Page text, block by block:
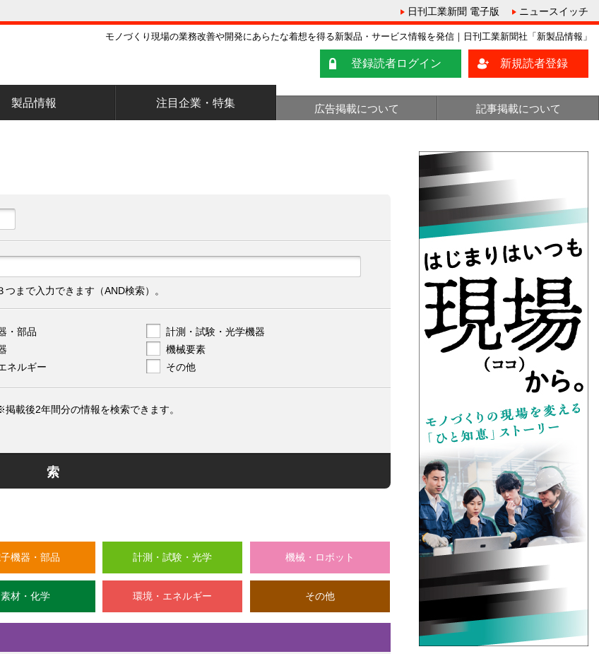
日刊工業新聞 電子版 ニュースイッチ
モノづくり現場の業務改善や開発にあらたな着想を得る新製品・サービス情報を発信｜日刊工業新聞社「新製品情報」
登録読者ログイン 新規読者登録
製品情報 注目企業・特集 広告掲載について 記事掲載について
まで入力できます（AND検索）。
・部品
計測・試験・光学機器
機械要素
ネルギー その他
掲載後2年間分の情報を検索できます。
索
機器・部品 計測・試験・光学 機械・ロボット
素材・化学 環境・エネルギー その他